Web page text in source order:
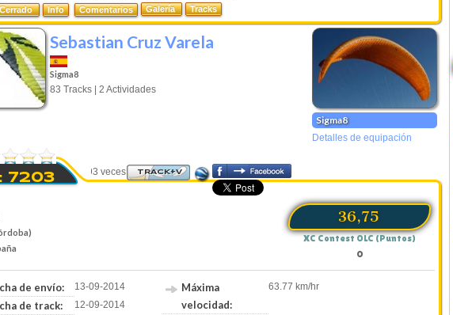
Cerrado Info Comentarios Galería Tracks
Sebastian Cruz Varela
Sigma8
83 Tracks | 2 Actividades
Sigma8
Detalles de equipación
Visto 3493 veces TRACK+V
7203
36,75
XC Contest OLC (Puntos)
0
de envío: 13-09-2014
de track: 12-09-2014
Máxima
velocidad:
63.77 km/hr